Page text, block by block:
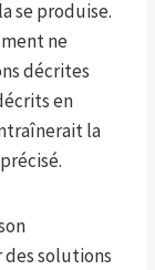
se produise.
ne
décrites
en
la
solutions